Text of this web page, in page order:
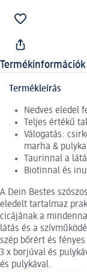
Termékinformációk
Termékleírás
Nedves eledel
Teljes értékű
Válogatás:
marha & pulyka
Taurinnal a
Biotinnal és
A Dein Bestes
eledelt tartalmaz
cicájának a
látás és a
szép bőrért és
3 x borjúval és
és pulykával.